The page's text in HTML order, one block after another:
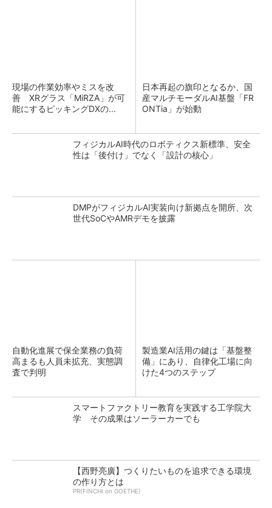
現場の作業効率やミスを改
善 XRグラス「MiRZA」が可
能にするピッキングDXの...
日本再起の旗印となるか、国
産マルチモーダルAI基盤「FR
ONTia」が始動
フィジカルAI時代のロボティクス新標準、安全
性は「後付け」でなく「設計の核心」
DMPがフィジカルAI実装向け新拠点を開所、次
世代SoCやAMRデモを披露
自動化進展で保全業務の負荷
高まるも人員未拡充、実態調
査で判明
製造業AI活用の鍵は「基盤整
備」にあり、自律化工場に向
けた4つのステップ
スマートファクトリー教育を実践する工学院大
学 その成果はソーラーカーでも
【西野亮廣】つくりたいものを追求できる環境
の作り方とは
PR(FINCHI on GOETHE)